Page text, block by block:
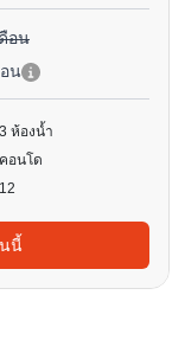
อน
น
3 ห้องน้ำ
คอนโด
12
นี้